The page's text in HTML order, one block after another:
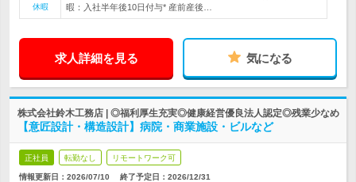
休暇
暇：入社半年後10日付与* 産前産後…
求人詳細を見る 気になる
株式会社鈴木工務店 | ◎福利厚生充実◎健康経営優良法人認定◎残業少なめ
【意匠設計・構造設計】病院・商業施設・ビルなど
正社員 転勤なし リモートワーク可
情報更新日：2026/07/10 終了予定日： 2026/12/31